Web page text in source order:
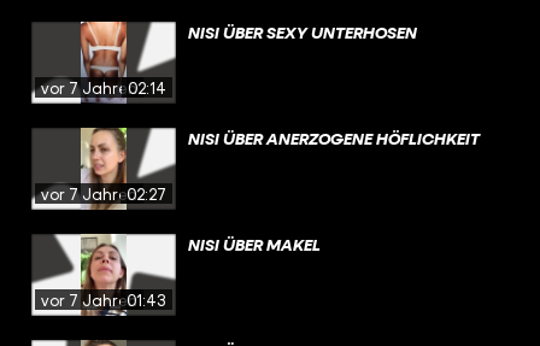
vor 7 Jahren02:14
NISI ÜBER SEXY UNTERHOSEN
vor 7 Jahren02:27
NISI ÜBER ANERZOGENE HÖFLICHKEIT
vor 7 Jahren01:43
NISI ÜBER MAKEL